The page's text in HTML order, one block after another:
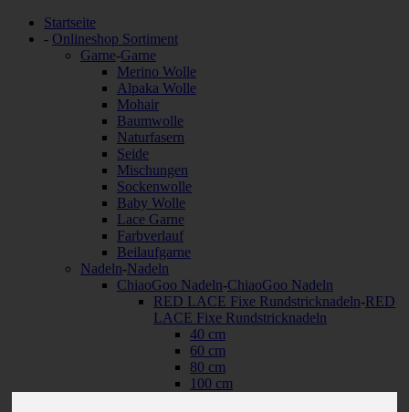
Startseite
- Onlineshop Sortiment
Garne-Garne
Merino Wolle
Alpaka Wolle
Mohair
Baumwolle
Naturfasern
Seide
Mischungen
Sockenwolle
Baby Wolle
Lace Garne
Farbverlauf
Beilaufgarne
Nadeln-Nadeln
ChiaoGoo Nadeln-ChiaoGoo Nadeln
RED LACE Fixe Rundstricknadeln-RED
LACE Fixe Rundstricknadeln
40 cm
60 cm
80 cm
100 cm